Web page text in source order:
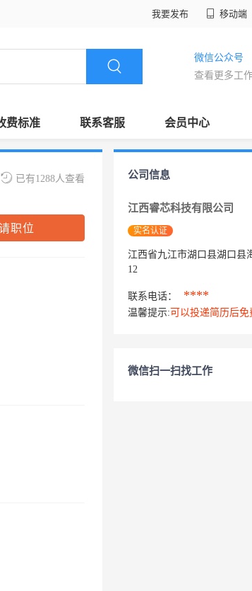
我要发布 移动端
微信公众号
查看更多工
费标准 联系客服 会员中心
已有1288人查看
职位
公司信息
江西睿芯科技有限公司
实名认证
江西省九江市湖口县湖口县
12
联系电话： ****
温馨提示: 可以投递简历后免
微信扫一扫找工作